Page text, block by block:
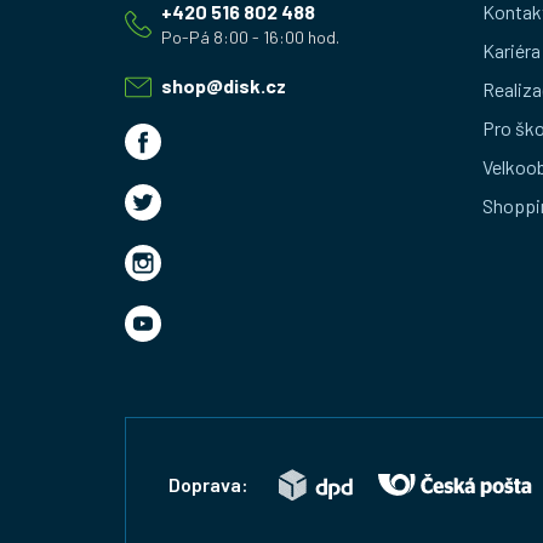
shop@disk.cz
+420 516 802 488
Kariéra
Pro
Doprava: